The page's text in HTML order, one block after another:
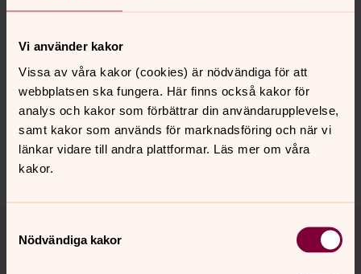
Vi använder kakor
Vissa av våra kakor (cookies) är nödvändiga för att
webbplatsen ska fungera. Här finns också kakor för
analys och kakor som förbättrar din användarupplevelse,
samt kakor som används för marknadsföring och när vi
länkar vidare till andra plattformar. Läs mer om våra
kakor.
Nödvändiga kakor
Senast ändrad 1 juni 2026